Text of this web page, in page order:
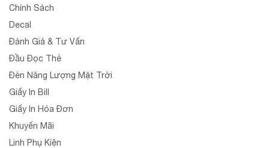
Chính Sách
Decal
Đánh Giá & Tư Vấn
Đầu Đọc Thẻ
Đèn Năng Lượng Mặt Trời
Giấy In Bill
Giấy In Hóa Đơn
Khuyến Mãi
Linh Phụ Kiện